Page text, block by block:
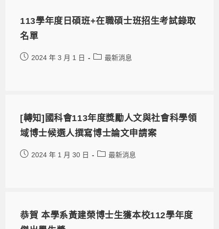
113學年度日碩班+在職碩士班招生考試錄取
名單
2024 年 3 月 1 日 最新消息
[轉知]國科會113年度獎勵人文與社會科學領
域博士候選人撰寫博士論文申請案
2024 年 1 月 30 日 最新消息
恭賀 本學系黃建榮博士生獲本校112學年度